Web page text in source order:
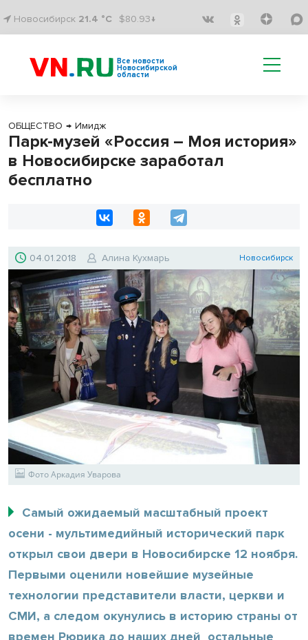
Новосибирск 21.4 °C $80.93↓
Все новости
Новосибирской
области
ОБЩЕСТВО → Имидж
Парк-музей «Россия – Моя история»
в Новосибирске заработал
бесплатно
04.01.2018 Алина Кухмарь Новосибирск
Фото Аркадия Уварова
Самый ожидаемый масштабный проект
осени - мультимедийный исторический парк
открыл свои двери в Новосибирске 12 ноября.
Первыми оценили новейшие музейные
технологии представители власти, церкви и
СМИ, а следом окунулись в историю страны от
времен Рюрика до наших дней остальные